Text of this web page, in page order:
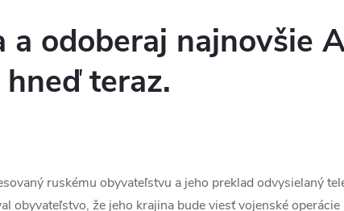
a odoberaj najnovšie
teraz.
ruskému obyvateľstvu a jeho preklad odvysielaný
obyvateľstvo, že jeho krajina bude viesť vojenské